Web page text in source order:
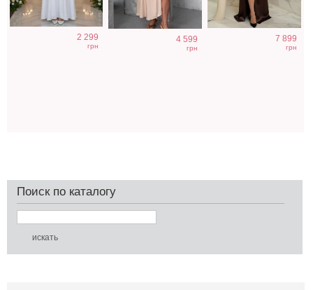
2 299
грн
4 599
грн
7 899
грн
Поиск по каталогу